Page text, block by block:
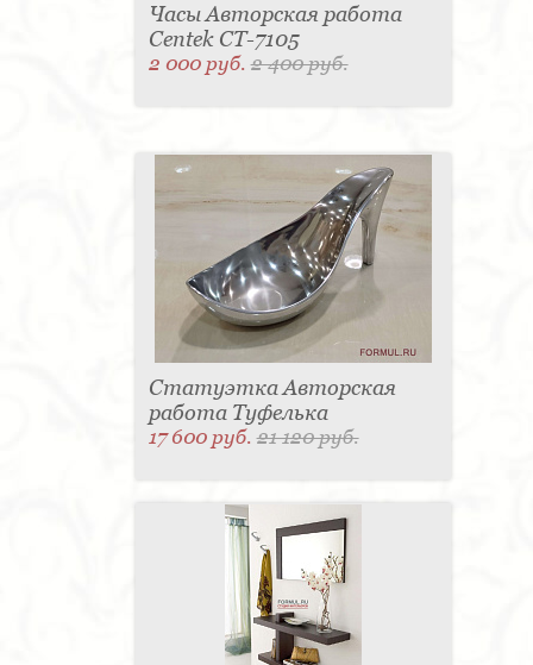
Часы Авторская работа
Centek CT-7105
2 000 руб.2 400 руб.
Статуэтка Авторская
работа Туфелька
17 600 руб.21 120 руб.